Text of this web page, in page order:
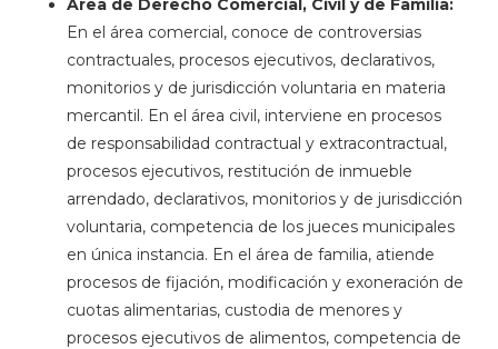
Área de Derecho Comercial, Civil y de Familia:
En el área comercial, conoce de controversias
contractuales, procesos ejecutivos, declarativos,
monitorios y de jurisdicción voluntaria en materia
mercantil. En el área civil, interviene en procesos
de responsabilidad contractual y extracontractual,
procesos ejecutivos, restitución de inmueble
arrendado, declarativos, monitorios y de jurisdicción
voluntaria, competencia de los jueces municipales
en única instancia. En el área de familia, atiende
procesos de fijación, modificación y exoneración de
cuotas alimentarias, custodia de menores y
procesos ejecutivos de alimentos, competencia de